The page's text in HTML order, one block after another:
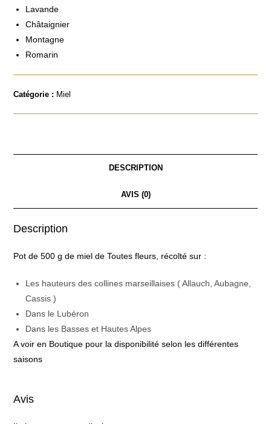
Lavande
Châtaignier
Montagne
Romarin
Catégorie : Miel
DESCRIPTION
AVIS (0)
Description
Pot de 500 g de miel de Toutes fleurs, récolté sur :
Les hauteurs des collines marseillaises ( Allauch, Aubagne,
Cassis )
Dans le Lubéron
Dans les Basses et Hautes Alpes
A voir en Boutique pour la disponibilité selon les différentes
saisons
Avis